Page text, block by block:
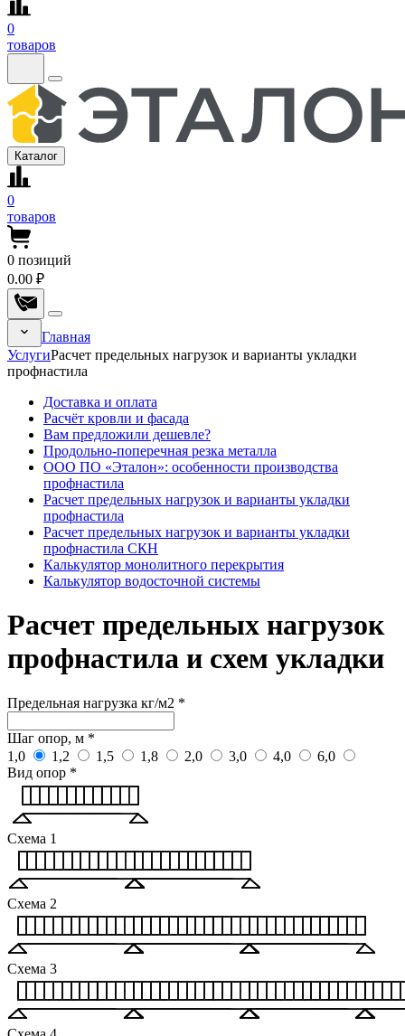
0
товаров
Каталог
0
товаров
0 позиций
0.00 ₽
Главная
УслугиРасчет предельных нагрузок и варианты укладки
профнастила
Доставка и оплата
Расчёт кровли и фасада
Вам предложили дешевле?
Продольно-поперечная резка металла
ООО ПО «Эталон»: особенности производства
профнастила
Расчет предельных нагрузок и варианты укладки
профнастила
Расчет предельных нагрузок и варианты укладки
профнастила СКН
Калькулятор монолитного перекрытия
Калькулятор водосточной системы
Расчет предельных нагрузок
профнастила и схем укладки
Предельная нагрузка кг/м2 *
Шаг опор, м *
1,0
1,2 1,5 1,8 2,0 3,0 4,0
6,0
Вид опор *
Схема 1
Схема 2
Схема 3